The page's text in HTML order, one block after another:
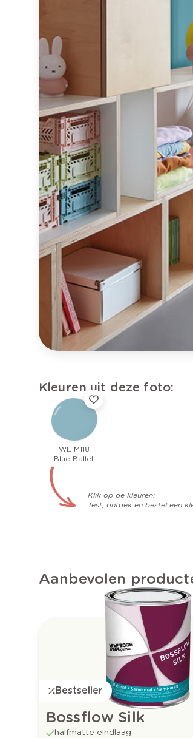
Kleuren uit deze foto:
WE M118
Blue Ballet
Klik op de kleuren:
Test, ontdek en bestel een
Aanbevolen
Bestseller
Bossflow Silk
halfmatte eindlaag